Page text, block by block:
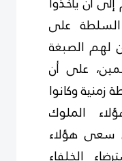
على
لهم الصبغة
على أن
وكانوا
الملوك
سعى هؤلاء
الخلفاء